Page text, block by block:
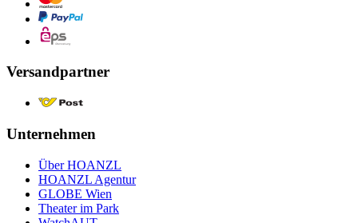
Versandpartner
Unternehmen
Über HOANZL
HOANZL Agentur
GLOBE Wien
Theater im Park